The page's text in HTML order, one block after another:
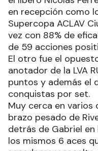
en recepción como
Supercopa ACLAV
vez con 88% de
de 59 acciones
El otro fue el
anotador de la LVA
puntos y además el
conquistas por set.
Muy cerca en
brazo pesado de
detrás de Gabriel
los mismos 6 aces